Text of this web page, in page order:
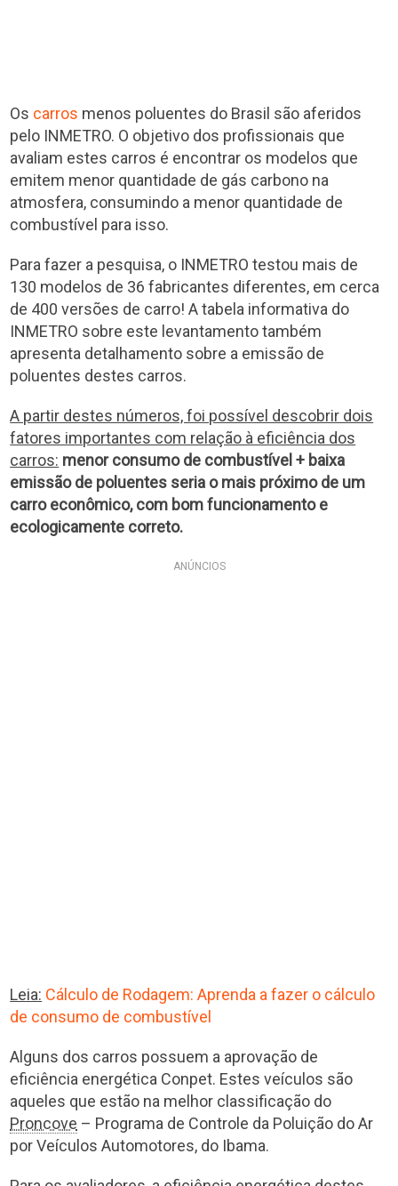
Os carros menos poluentes do Brasil são aferidos
pelo INMETRO. O objetivo dos profissionais que
avaliam estes carros é encontrar os modelos que
emitem menor quantidade de gás carbono na
atmosfera, consumindo a menor quantidade de
combustível para isso.
Para fazer a pesquisa, o INMETRO testou mais de
130 modelos de 36 fabricantes diferentes, em cerca
de 400 versões de carro! A tabela informativa do
INMETRO sobre este levantamento também
apresenta detalhamento sobre a emissão de
poluentes destes carros.
A partir destes números, foi possível descobrir dois
fatores importantes com relação à eficiência dos
carros: menor consumo de combustível + baixa
emissão de poluentes seria o mais próximo de um
carro econômico, com bom funcionamento e
ecologicamente correto.
ANÚNCIOS
Leia: Cálculo de Rodagem: Aprenda a fazer o cálculo
de consumo de combustível
Alguns dos carros possuem a aprovação de
eficiência energética Conpet. Estes veículos são
aqueles que estão na melhor classificação do
Proncove – Programa de Controle da Poluição do Ar
por Veículos Automotores, do Ibama.